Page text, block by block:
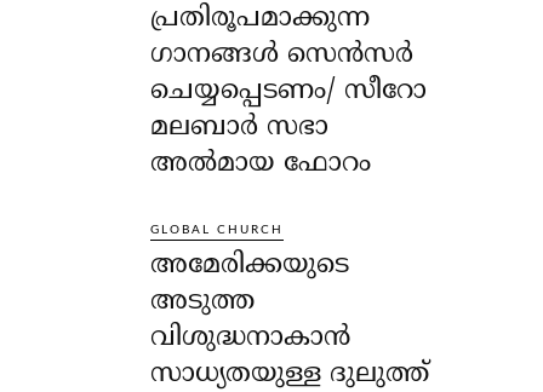
പ്രതിരൂപമാക്കുന്ന
ഗാനങ്ങൾ സെൻസർ
ചെയ്യപ്പെടണം/ സീറോ
മലബാർ സഭാ
അൽമായ ഫോറം
GLOBAL CHURCH
അമേരിക്കയുടെ
അടുത്ത
വിശുദ്ധനാകാൻ
സാധ്യതയുള്ള ദുലുത്ത്